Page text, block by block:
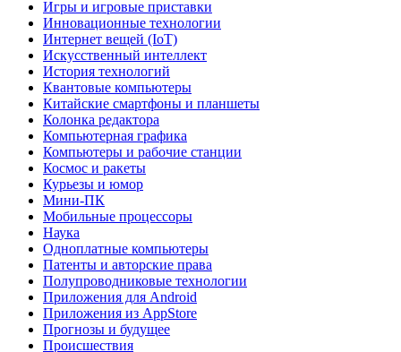
Игры и игровые приставки
Инновационные технологии
Интернет вещей (IoT)
Искусственный интеллект
История технологий
Квантовые компьютеры
Китайские смартфоны и планшеты
Колонка редактора
Компьютерная графика
Компьютеры и рабочие станции
Космос и ракеты
Курьезы и юмор
Мини-ПК
Мобильные процессоры
Наука
Одноплатные компьютеры
Патенты и авторские права
Полупроводниковые технологии
Приложения для Android
Приложения из AppStore
Прогнозы и будущее
Происшествия